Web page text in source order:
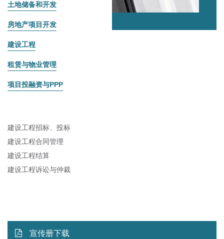
土地储备和开发
房地产项目开发
建设工程
租赁与物业管理
项目投融资与PPP
建设工程招标、投标
建设工程合同管理
建设工程结算
建设工程诉讼与仲裁
宣传册下载